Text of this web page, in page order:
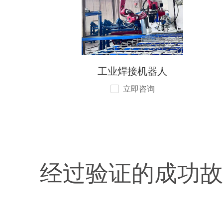
工业焊接机器人
立即咨询
经过验证的成功